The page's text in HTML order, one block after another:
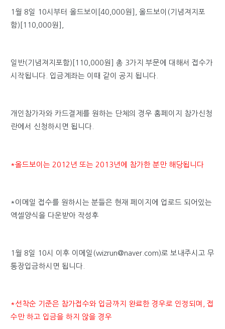
1월 8일 10시부터 올드보이[40,000원]
, 올드보이(기념져지포
함)[110,000원],
일반(기념져지포함)[110,000원] 총 3가지 부문에 대해서 접수가
시작됩니다. 입금계좌는 이때 같이 공지 됩니다.
개인참가자와 카드결제를 원하는 단체의 경우 홈페이지 참가신청
란에서 신청하시면 됩니다.
*올드보이는 2012년 또는 2013년에 참가한 분만 해당됩니다
*이메일 접수를 원하시는 분들은 현재 페이지에 업로드 되어있는
엑셀양식을 다운받아 작성후
1월 8일 10시 이후 이메일(wizrun@naver.com)로 보내주시고 무
통장입금하시면 됩니다.
*선착순 기준은 참가접수와 입금까지 완료한 경우로 인정되며, 접
수만 하고 입금을 하지 않을 경우